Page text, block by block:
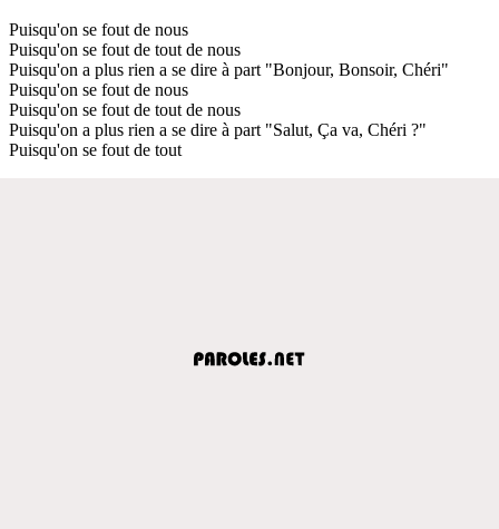
Puisqu'on se fout de nous
Puisqu'on se fout de tout de nous
Puisqu'on a plus rien a se dire à part "Bonjour, Bonsoir, Chéri"
Puisqu'on se fout de nous
Puisqu'on se fout de tout de nous
Puisqu'on a plus rien a se dire à part "Salut, Ça va, Chéri ?"
Puisqu'on se fout de tout